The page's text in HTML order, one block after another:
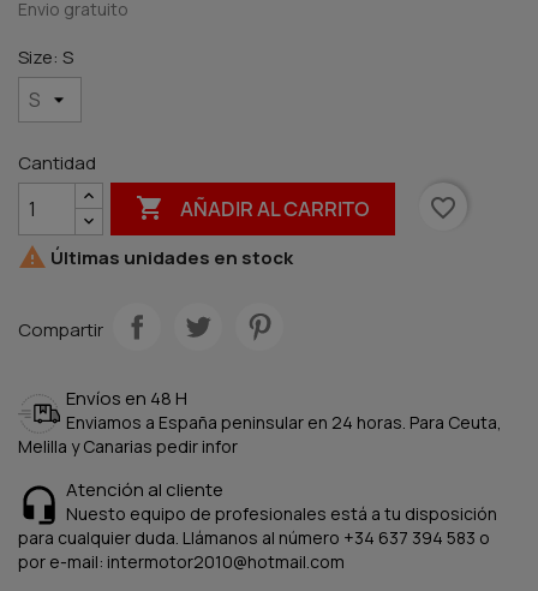
Envio gratuito
Size: S
Cantidad
 AÑADIR AL CARRITO
favorite_border
 Últimas unidades en stock
Compartir
Envíos en 48 H
Enviamos a España peninsular en 24 horas. Para Ceuta,
Melilla y Canarias pedir infor
Atención al cliente
Nuesto equipo de profesionales está a tu disposición
para cualquier duda. Llámanos al número +34 637 394 583 o
por e-mail: intermotor2010@hotmail.com